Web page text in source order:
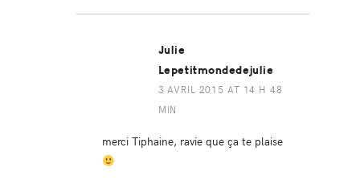
Julie
Lepetitmondedejulie
3 AVRIL 2015 AT 14 H 48
MIN
merci Tiphaine, ravie que ça te plaise